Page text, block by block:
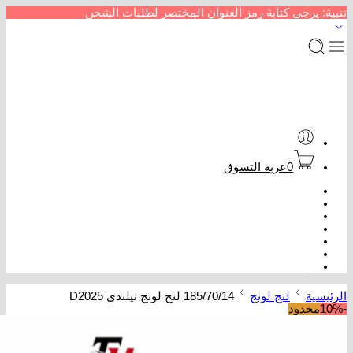
تنبية: يرجى كتابة رمز العنوان المختصر لطلبات الشحن
0عربة التسوق
الرئيسية لنج لونج
185/70/14 لنج لونج تيلندي D2025
-10%
محدود